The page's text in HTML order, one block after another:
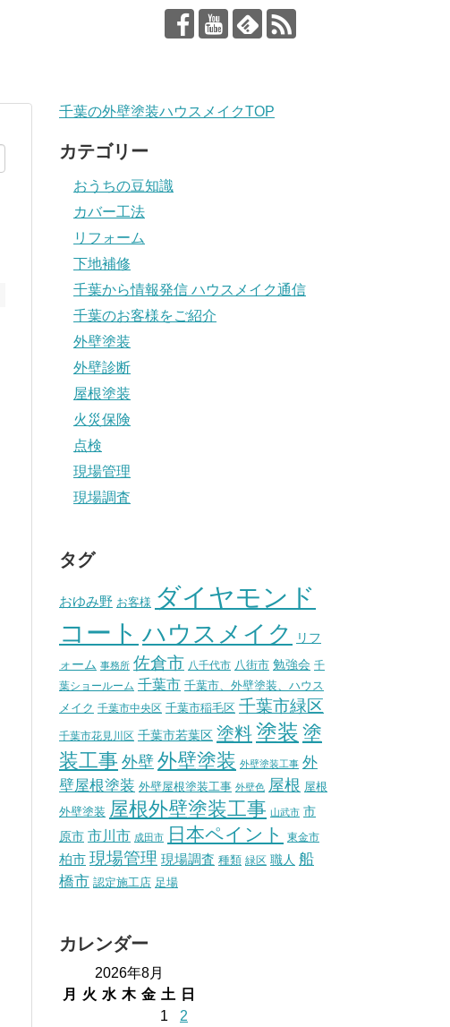
千葉の外壁塗装ハウスメイクTOP
カテゴリー
おうちの豆知識
カバー工法
リフォーム
下地補修
千葉から情報発信 ハウスメイク通信
千葉のお客様をご紹介
外壁塗装
外壁診断
屋根塗装
火災保険
点検
現場管理
現場調査
タグ
おゆみ野 お客様 ダイヤモンド
コート ハウスメイク
リフ
ォーム 事務所 佐倉市 八千代市 八街市 勉強会 千
葉ショールーム 千葉市 千葉市、外壁塗装、ハウス
メイク 千葉市中央区 千葉市稲毛区 千葉市緑区
千葉市花見川区 千葉市若葉区 塗料塗装 塗
装工事 外壁 外壁塗装 外壁塗装工事 外
壁屋根塗装 外壁屋根塗装工事 外壁色 屋根 屋根
外壁塗装 屋根外壁塗装工事 山武市 市
原市 市川市 成田市 日本ペイント 東金市
柏市 現場管理 現場調査 種類 緑区 職人 船
橋市 認定施工店 足場
カレンダー
2026年8月
月
火 水 木 金 土
日
1
2